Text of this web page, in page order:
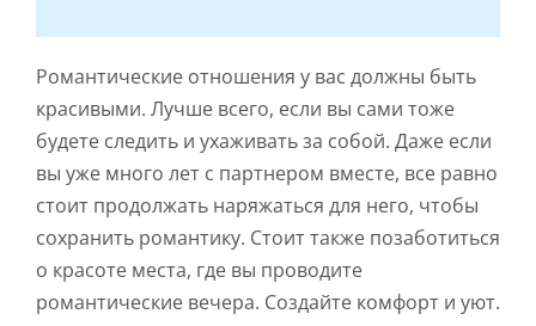
Романтические отношения у вас должны быть
красивыми. Лучше всего, если вы сами тоже
будете следить и ухаживать за собой. Даже если
вы уже много лет с партнером вместе, все равно
стоит продолжать наряжаться для него, чтобы
сохранить романтику. Стоит также позаботиться
о красоте места, где вы проводите
романтические вечера. Создайте комфорт и уют.